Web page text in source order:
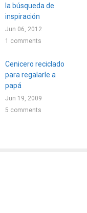
la búsqueda de
inspiración
Jun 06, 2012
1 comments
Cenicero reciclado
para regalarle a
papá
Jun 19, 2009
5 comments